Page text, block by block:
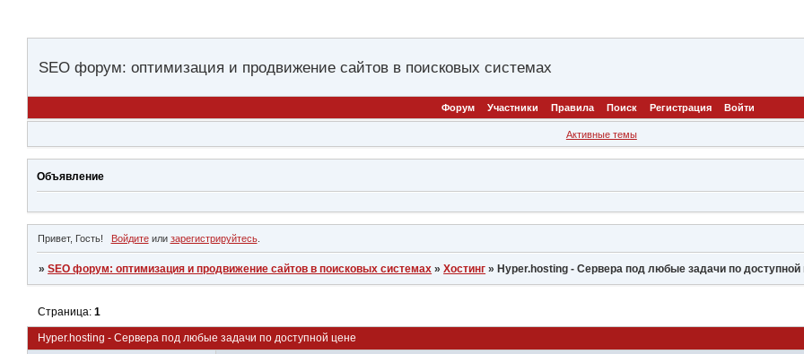
SEO форум: оптимизация и продвижение сайтов в поисковых системах
Форум Участники Правила Поиск Регистрация Войти
Активные темы
Объявление
Привет, Гость! Войдитеили зарегистрируйтесь.
»SEO форум: оптимизация и продвижение сайтов в поисковых системах »Хостинг » Hyper.hosting - Сервера под любые задачи по доступной
Hyper.hosting - Сервера под любые задачи по доступной цене
Страница:1